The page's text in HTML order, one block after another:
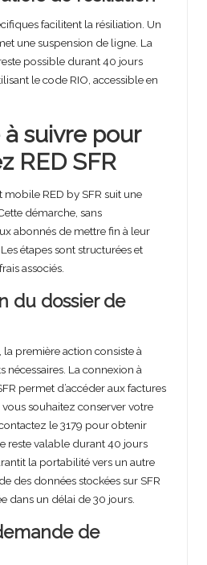
facilitent la résiliation. Un
une suspension de ligne. La
possible durant 40 jours
le code RIO, accessible en
suivre pour
RED SFR
mobile RED by SFR suit une
démarche, sans
abonnés de mettre fin à leur
étapes sont structurées et
associés.
du dossier de
la première action consiste à
nécessaires. La connexion à
permet d’accéder aux factures
vous souhaitez conserver votre
le 3179 pour obtenir
reste valable durant 40 jours
la portabilité vers un autre
des données stockées sur SFR
dans un délai de 30 jours.
de